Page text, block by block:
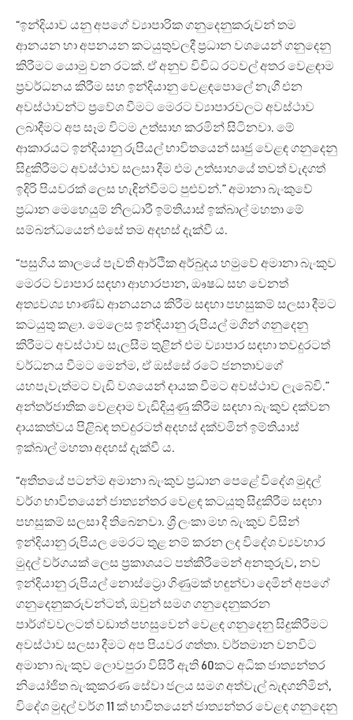
“ඉන්දියාව යනු අපගේ ව්‍යාපාරික ගනුදෙනුකරුවන් තම
ආනයන හා අපනයන කටයුතුවලදී ප්‍රධාන වශයෙන් ගනුදෙනු
කිරීමට යොමු වන රටක්. ඒ අනුව විවිධ රටවල් අතර වෙළඳාම
ප්‍රවර්ධනය කිරීම සහ ඉන්දියානු වෙළඳපොලේ නැගී එන
අවස්ථාවන්ට ප්‍රවේශ වීමට මෙරට ව්‍යාපාරවලට අවස්ථාව
ලබාදීමට අප සෑම විටම උත්සාහ කරමින් සිටිනවා. මේ
ආකාරයට ඉන්දියානු රුපියල් භාවිතයෙන් සෘජු වෙළඳ ගනුදෙනු
සිදුකිරීමට අවස්ථාව සලසා දීම එම උත්සාහයේ තවත් වැදගත්
ඉදිරි පියවරක් ලෙස හැඳින්වීමට පුළුවන්.” අමානා බැංකුවේ
ප්‍රධාන මෙහෙයුම් නිලධාරී ඉම්තියාස් ඉක්බාල් මහතා මේ
සම්බන්ධයෙන් එසේ තම අදහස් දැක්වී ය.
“පසුගිය කාලයේ පැවති ආර්ථික අර්බුදය හමුවේ අමානා බැංකුව
මෙරට ව්‍යාපාර සඳහා ආහාරපාන, ඖෂධ සහ වෙනත්
අත්‍යවශ්‍ය භාණ්ඩ ආනයනය කිරීම සඳහා පහසුකම් සලසා දීමට
කටයුතු කළා. මෙලෙස ඉන්දියානු රුපියල් මගින් ගනුදෙනු
කිරීමට අවස්ථාව සැලසීම තුළින් එම ව්‍යාපාර සඳහා තවදුරටත්
වර්ධනය වීමට මෙන්ම, ඒ ඔස්සේ රටේ ජනතාවගේ
යහපැවැත්මට වැඩි වශයෙන් දායක වීමට අවස්ථාව ලැබේවි.”
අන්තර්ජාතික වෙළදාම වැඩිදියුණු කිරීම සඳහා බැංකුව දක්වන
දායකත්වය පිළිබඳ තවදුරටත් අදහස් දක්වමින් ඉම්තියාස්
ඉක්බාල් මහතා අදහස් දැක්වී ය.
“අතීතයේ පටන්ම අමානා බැංකුව ප්‍රධාන පෙළේ විදේශ මුදල්
වර්ග භාවිතයෙන් ජාත්‍යන්තර වෙළඳ කටයුතු සිදුකිරීම සඳහා
පහසුකම් සලසා දී තිබෙනවා. ශ්‍රී ලංකා මහ බැංකුව විසින්
ඉන්දියානු රුපියල මෙරට තුළ නම් කරන ලද විදේශ ව්‍යවහාර
මුදල් වර්ගයක් ලෙස ප්‍රකාශයට පත්කිරීමෙන් අනතුරුව, නව
ඉන්දියානු රුපියල් නොස්ට්‍රො ගිණුමක් හඳුන්වා දෙමින් අපගේ
ගනුදෙනුකරුවන්ටත්, ඔවුන් සමග ගනුදෙනුකරන
පාර්ශ්වවලටත් වඩාත් පහසුවෙන් වෙළඳ ගනුදෙනු සිදුකිරීමට
අවස්ථාව සලසා දීමට අප පියවර ගත්තා. වර්තමාන වනවිට
අමානා බැංකුව ලොවපුරා විසිරී ඇති 60කට අධික ජාත්‍යන්තර
නියෝජිත බැංකුකරණ සේවා ජලය සමග අත්වැල් බැඳගනිමින්,
විදේශ මුදල් වර්ග 11 ක් භාවිතයෙන් ජාත්‍යන්තර වෙළඳ ගනුදෙනු